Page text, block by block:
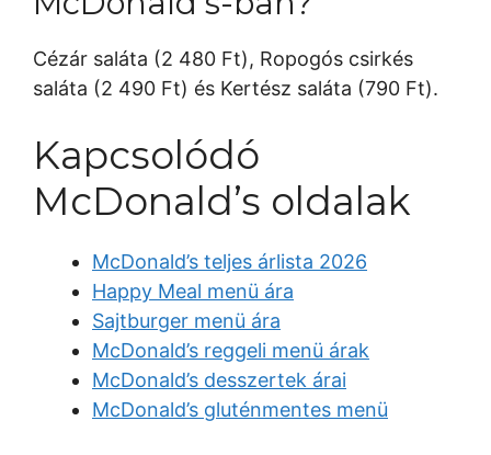
Cézár saláta (2 480 Ft), Ropogós csirkés
saláta (2 490 Ft) és Kertész saláta (790 Ft).
Kapcsolódó
McDonald’s oldalak
McDonald’s teljes árlista 2026
Happy Meal menü ára
Sajtburger menü ára
McDonald’s reggeli menü árak
McDonald’s desszertek árai
McDonald’s gluténmentes menü